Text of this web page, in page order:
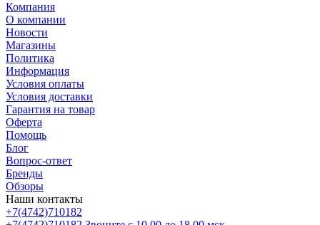
Компания
О компании
Новости
Магазины
Политика
Информация
Условия оплаты
Условия доставки
Гарантия на товар
Оферта
Помощь
Блог
Вопрос-ответ
Бренды
Обзоры
Наши контакты
+7(4742)710182